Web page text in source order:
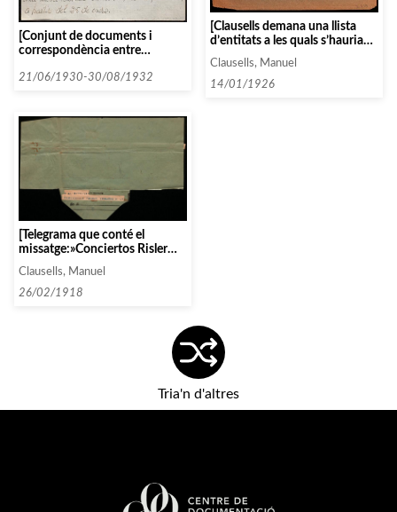
[Conjunt de documents i
correspondència entre
i entitats seguint un ordre
21/06/1930-30/08/1932
[Clausells demana una llista
d’entitats a les quals s’hauria
una comissió organitzadora]
Clausells, Manuel
14/01/1926
[Telegrama que conté el
missatge:»Conciertos Risler
diecinueve veinticuatro
veintinueve abril cuatro
mayo»]
Clausells, Manuel
26/02/1918
Tria'n d'altres